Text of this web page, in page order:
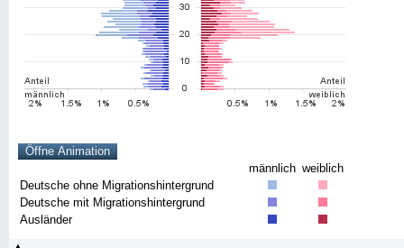
männlich weiblich
Deutsche ohne Migrationshintergrund
Deutsche mit Migrationshintergrund
Ausländer